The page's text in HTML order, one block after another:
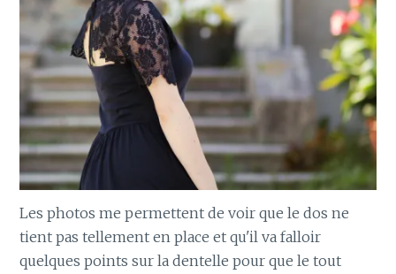
Les photos me permettent de voir que le dos ne
tient pas tellement en place et qu'il va falloir
quelques points sur la dentelle pour que le tout